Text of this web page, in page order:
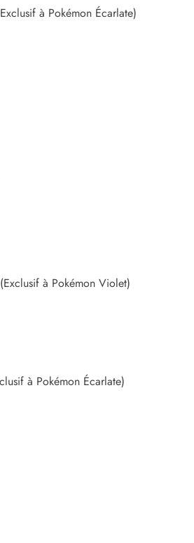
à Pokémon Écarlate)
(Exclusif à Pokémon Violet)
à Pokémon Écarlate)